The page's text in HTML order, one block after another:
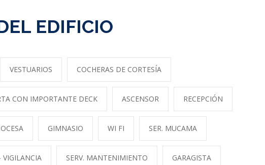
EDIFICIO
VESTUARIOS COCHERAS DE CORTESÍA
CON IMPORTANTE DECK ASCENSOR RECEPCIÓN
GIMNASIO WI FI SER. MUCAMA
VIGILANCIA SERV. MANTENIMIENTO GARAGISTA